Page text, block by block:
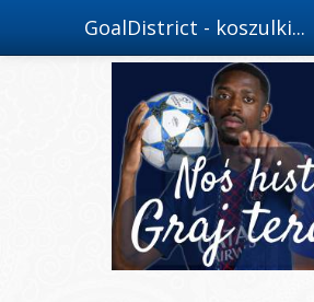
GoalDistrict - koszulki...